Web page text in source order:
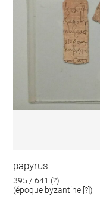
papyrus
395 / 641 (?)
(époque byzantine [?])